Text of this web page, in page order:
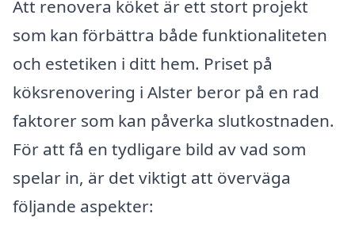
Att renovera köket är ett stort projekt
som kan förbättra både funktionaliteten
och estetiken i ditt hem. Priset på
köksrenovering i Alster beror på en rad
faktorer som kan påverka slutkostnaden.
För att få en tydligare bild av vad som
spelar in, är det viktigt att överväga
följande aspekter: